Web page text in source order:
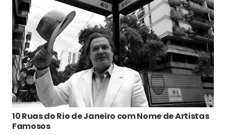
10 Ruas do Rio de Janeiro com Nome de Artistas
Famosos